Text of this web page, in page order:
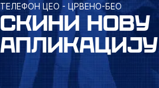
ТЕЛЕФОН ЦЕО - ЦРВЕНО-БЕО
СКИНИ НОВУ
АПЛИКАЦИЈУ